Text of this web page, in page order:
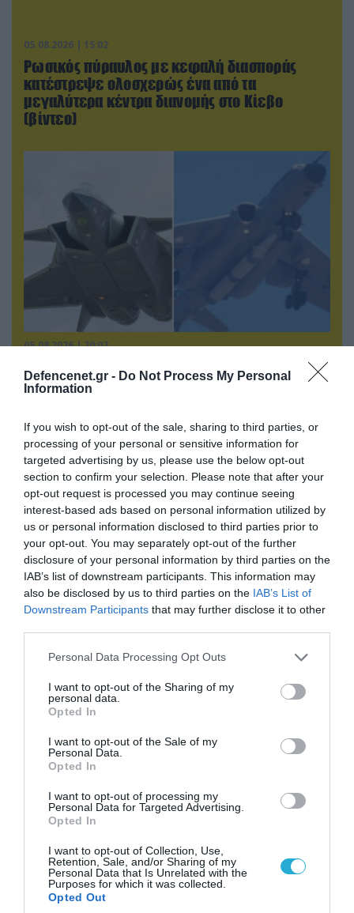
Defencenet.gr - Do Not Process My Personal
Information
If you wish to opt-out of the sale, sharing to third parties, or
processing of your personal or sensitive information for
targeted advertising by us, please use the below opt-out
section to confirm your selection. Please note that after your
opt-out request is processed you may continue seeing
interest-based ads based on personal information utilized by
us or personal information disclosed to third parties prior to
your opt-out. You may separately opt-out of the further
disclosure of your personal information by third parties on the
IAB’s list of downstream participants. This information may
also be disclosed by us to third parties on the IAB’s List of
Downstream Participants that may further disclose it to other
Please note that this website/app uses one or more Google
not limited to your visit or usage behaviour. You may click to
grant or deny consent to Google and its third-party tags to
use your data for below specified purposes in below Google
consent section.
Personal Data Processing Opt Outs
I want to opt-out of the Sharing of my
personal data.
Opted In
I want to opt-out of the Sale of my
Personal Data.
Opted In
I want to opt-out of processing my
Personal Data for Targeted Advertising.
Opted In
I want to opt-out of Collection, Use,
Retention, Sale, and/or Sharing of my
Personal Data that Is Unrelated with the
Purposes for which it was collected.
Opted Out
05.08.2026 | 15:02
Ρωσικός πύραυλος με κεφαλή διασποράς
κατέστρεψε ολοσχερώς ένα από τα
μεγαλύτερα κέντρα διανομής στο Κίεβο
(βίντεο)
05.08.2026 | 20:02
Η Κίνα επέδειξε για πρώτη φορά την
αεροπορική πυρηνική της τριάδα και
ΗΠΑ: Σε εξέλιξη έρευνα της FAA για
περιστατικό με το προεδρικό ελικόπτερο
Marine One που μετέφερε τον Ν.Τραμπ
ΠΟΛΙΤΙΚΗ